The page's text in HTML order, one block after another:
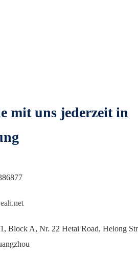
mit uns jederzeit in
Block A, Nr. 22 Hetai Road, Helong